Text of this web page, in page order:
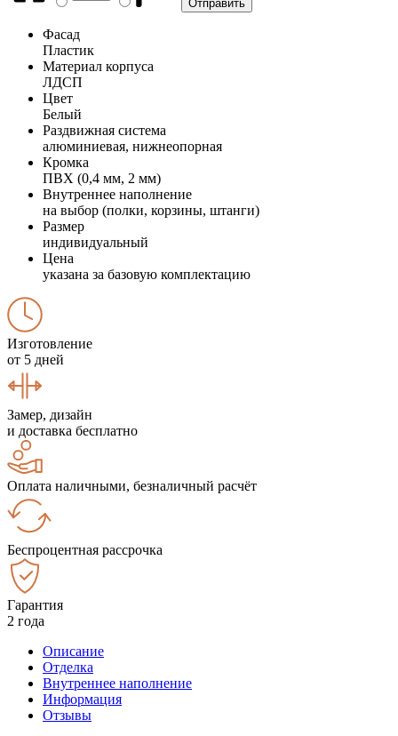
Фасад
Пластик
Материал корпуса
ЛДСП
Цвет
Белый
Раздвижная система
алюминиевая, нижнеопорная
Кромка
ПВХ (0,4 мм, 2 мм)
Внутреннее наполнение
на выбор (полки, корзины, штанги)
Размер
индивидуальный
Цена
указана за базовую комплектацию
Изготовление
от 5 дней
Замер, дизайн
и доставка бесплатно
Оплата наличными, безналичный расчёт
Беспроцентная рассрочка
Гарантия
2 года
Описание
Отделка
Внутреннее наполнение
Информация
Отзывы